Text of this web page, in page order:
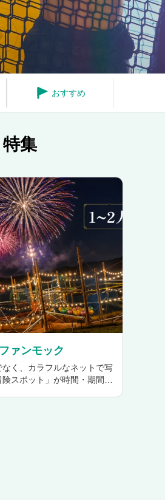
おすすめ
特集
ァンモック
く、カラフルなネットで写
スポット」が時間・期間限